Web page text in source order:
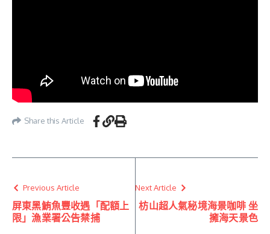
Share this Article
Previous Article
屏東黑鮪魚豐收遇「配額上
限」漁業署公告禁捕
Next Article
枋山超人氣秘境海景咖啡 坐
擁海天景色